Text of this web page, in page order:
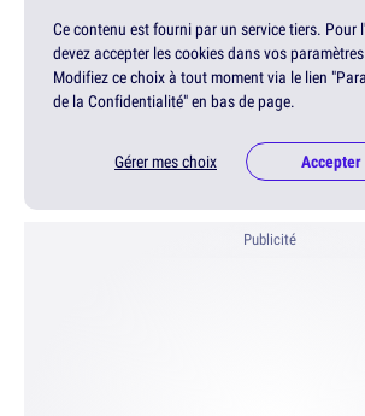
Ce contenu est fourni par un service tiers. Pour
devez accepter les cookies dans vos
Modifiez ce choix à tout moment via le lien
de la Confidentialité" en bas de page.
Gérer mes choix
Publicité